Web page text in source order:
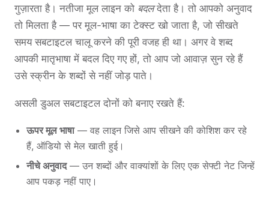
गुज़ारता है। नतीजा मूल लाइन को बदलदेता है। तो आपको अनुवाद
तो मिलता है — पर मूल-भाषा का टेक्स्ट खो जाता है, जो सीखते
समय सबटाइटल चालू करने की पूरी वजह ही था। अगर वे शब्द
आपकी मातृभाषा में बदल दिए गए हों, तो आप जो आवाज़ सुन रहे हैं
उसे स्क्रीन के शब्दों से नहीं जोड़ पाते।
असली डुअल सबटाइटल दोनों को बनाए रखते हैं:
ऊपर मूल भाषा— वह लाइन जिसे आप सीखने की कोशिश कर रहे
हैं, ऑडियो से मेल खाती हुई।
नीचे अनुवाद— उन शब्दों और वाक्यांशों के लिए एक सेफ्टी नेट जिन्हें
आप पकड़ नहीं पाए।